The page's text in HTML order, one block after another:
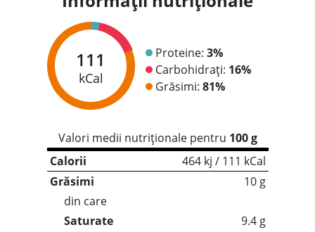
111
kCal
Proteine: 3%
Carbohidrați: 16%
Grăsimi: 81%
Valori medii nutriționale pentru 100 g
Calorii
464 kj / 111 kCal
Grăsimi
10 g
din care
Saturate
9.4 g